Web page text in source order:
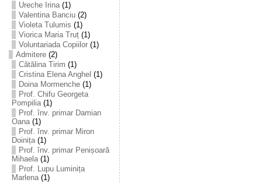
Ureche Irina(1)
Valentina Banciu(2)
Violeta Tulumis (1)
Viorica Maria Truț(1)
Voluntariada Copiilor(1)
Admitere(2)
Cătălina Tirim (1)
Cristina Elena Anghel (1)
Doina Mormenche(1)
Prof. Chifu Georgeta
Pompilia(1)
Prof. înv. primar Damian
Oana(1)
Prof. înv. primar Miron
Doinița(1)
Prof. înv. primar Penișoară
Mihaela(1)
Prof. Lupu Luminița
Marlena(1)